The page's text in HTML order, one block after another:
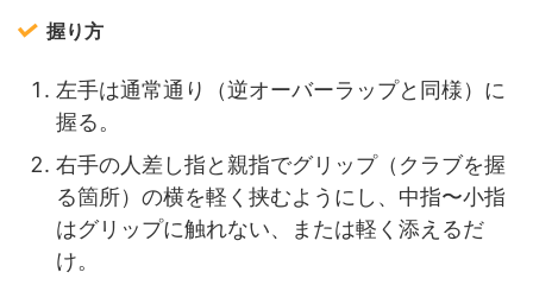
握り方
左手は通常通り（逆オーバーラップと同様）に
握る。
右手の人差し指と親指でグリップ（クラブを握
る箇所）の横を軽く挟むようにし、中指〜小指
はグリップに触れない、または軽く添えるだ
け。